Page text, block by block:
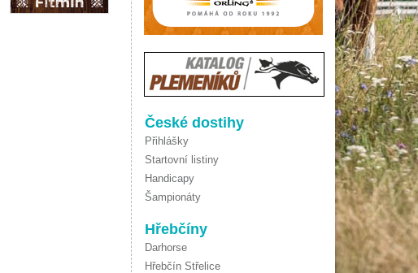
České dostihy
Přihlášky
Startovní listiny
Handicapy
Šampionáty
Hřebčíny
Darhorse
Hřebčín Střelice